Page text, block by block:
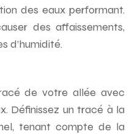
des eaux performant.
des affaissements,
d’humidité.
de votre allée avec
Définissez un tracé à la
tenant compte de la